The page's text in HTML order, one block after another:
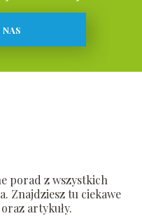
porad z wszystkich
Znajdziesz tu ciekawe
artykuły.